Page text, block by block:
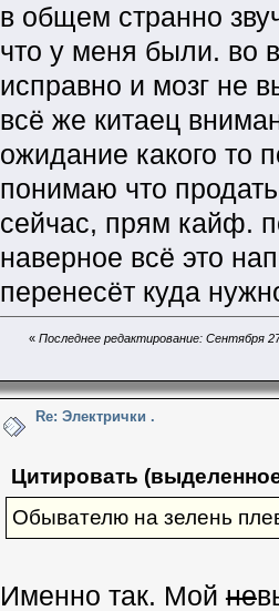
в общем странно
что у меня были. во
исправно и мозг не
всё же китаец
ожидание какого то
понимаю что
сейчас, прям кайф.
наверное всё это
перенесёт куда
« Последнее редактирование: Сентября
Re: Электрички .
Цитировать
Обывателю на зелень
Именно так. Мойне